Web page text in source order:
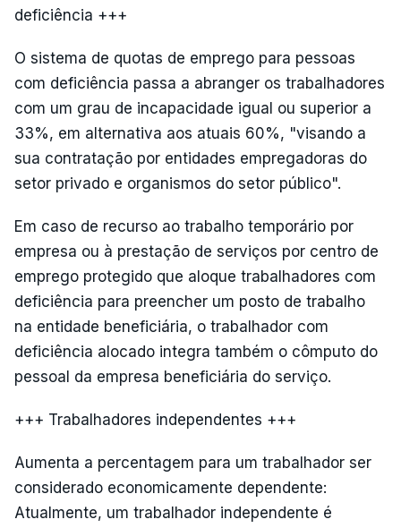
deficiência +++
O sistema de quotas de emprego para pessoas
com deficiência passa a abranger os trabalhadores
com um grau de incapacidade igual ou superior a
33%, em alternativa aos atuais 60%, "visando a
sua contratação por entidades empregadoras do
setor privado e organismos do setor público".
Em caso de recurso ao trabalho temporário por
empresa ou à prestação de serviços por centro de
emprego protegido que aloque trabalhadores com
deficiência para preencher um posto de trabalho
na entidade beneficiária, o trabalhador com
deficiência alocado integra também o cômputo do
pessoal da empresa beneficiária do serviço.
+++ Trabalhadores independentes +++
Aumenta a percentagem para um trabalhador ser
considerado economicamente dependente:
Atualmente, um trabalhador independente é